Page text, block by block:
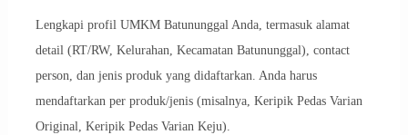
Lengkapi profil UMKM Batununggal Anda, termasuk alamat
detail (RT/RW, Kelurahan, Kecamatan Batununggal), contact
person, dan jenis produk yang didaftarkan. Anda harus
mendaftarkan per produk/jenis (misalnya, Keripik Pedas Varian
Original, Keripik Pedas Varian Keju).